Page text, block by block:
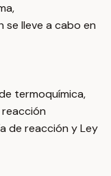
lleve a cabo en
termoquímica,
de reacción y Ley